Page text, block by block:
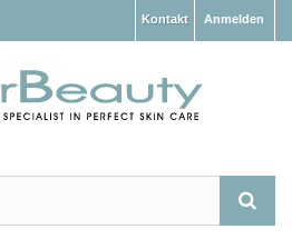
Anmelden
Kontakt